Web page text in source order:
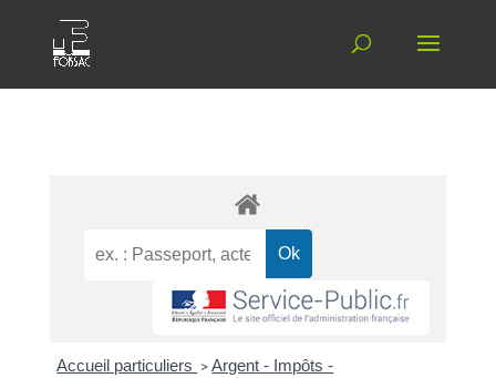
Accueil particuliers >Argent - Impôts -